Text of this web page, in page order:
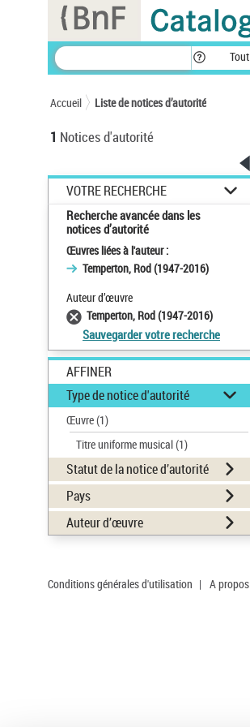
Tout
Accueil Liste de notices d’autorité
1 Notices d'autorité
VOTRE RECHERCHE
Recherche avancée dans les
notices d’autorité
Œuvres liées à l'auteur :
Temperton, Rod (1947-2016)
Auteur d’œuvre
Temperton, Rod (1947-2016)
Sauvegarder votre recherche
AFFINER
Type de notice d'autorité
Œuvre(1)
Titre uniforme musical(1)
Statut de la notice d’autorité
Pays
Auteur d’œuvre
Conditions générales d'utilisation | A propos
Panneau de gestion des cookies